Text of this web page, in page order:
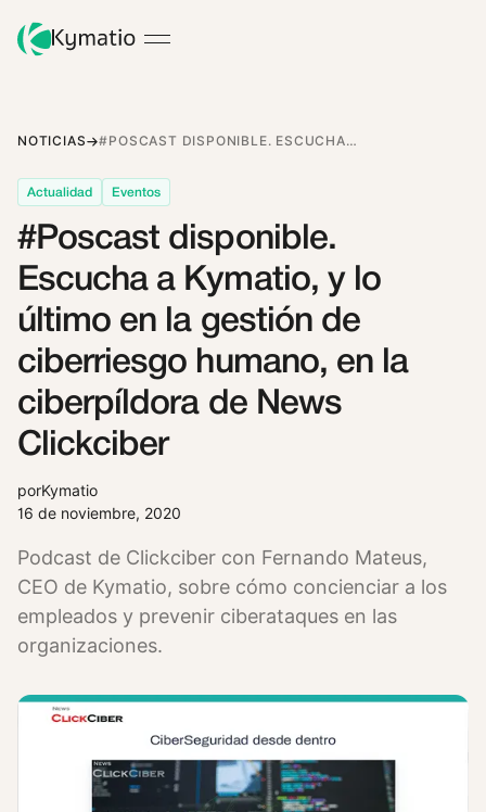
NOTICIAS #POSCAST DISPONIBLE. ESCUCHA A KYMATIO, Y LO ÚLTIMO EN LA GESTIÓN DE CIBERRIESGO HUMANO, EN LA CIBERPÍLDORA DE NEWS CLICKCIBER
Actualidad Eventos
#Poscast disponible.
Escucha a Kymatio, y lo
último en la gestión de
ciberriesgo humano, en la
ciberpíldora de News
Clickciber
porKymatio
16 de noviembre, 2020
Podcast de Clickciber con Fernando Mateus,
CEO de Kymatio, sobre cómo concienciar a los
empleados y prevenir ciberataques en las
organizaciones.